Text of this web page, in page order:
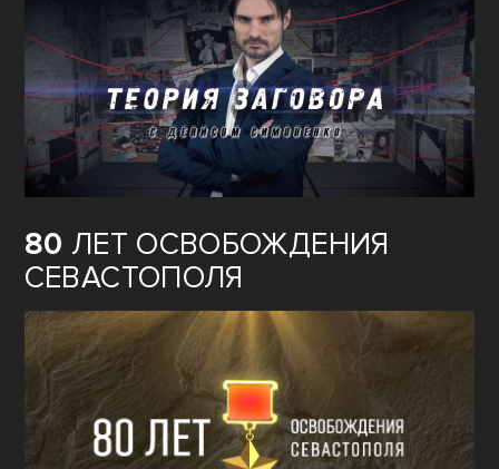
80 ЛЕТ ОСВОБОЖДЕНИЯ
СЕВАСТОПОЛЯ